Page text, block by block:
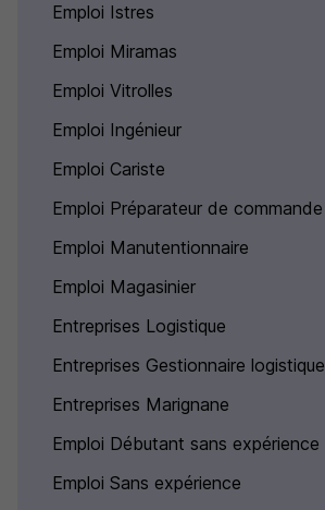
Emploi Istres
Emploi Miramas
Emploi Vitrolles
Emploi Ingénieur
Emploi Cariste
Emploi Préparateur de commande
Emploi Manutentionnaire
Emploi Magasinier
Entreprises Logistique
Entreprises Gestionnaire logistique
Entreprises Marignane
Emploi Débutant sans expérience
Emploi Sans expérience